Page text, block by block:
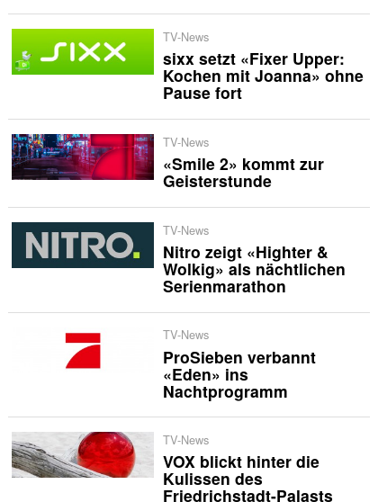
TV-News
sixx setzt «Fixer Upper:
Kochen mit Joanna» ohne
Pause fort
TV-News
«Smile 2» kommt zur
Geisterstunde
TV-News
Nitro zeigt «Highter &
Wolkig» als nächtlichen
Serienmarathon
TV-News
ProSieben verbannt
«Eden» ins
Nachtprogramm
TV-News
VOX blickt hinter die
Kulissen des
Friedrichstadt-Palasts